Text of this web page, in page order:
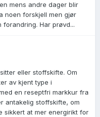
mens andre dager blir
noen forskjell men gjør
Har prøvd...
eller stoffskifte. Om
av kjent type i
en reseptfri markkur fra
antakelig stoffskifte, om
sikkert at mer energirikt for